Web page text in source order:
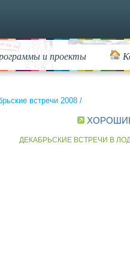
и проекты
встречи 2008 /
ДЕКАБРЬСКИЕ ВСТРЕЧИ В